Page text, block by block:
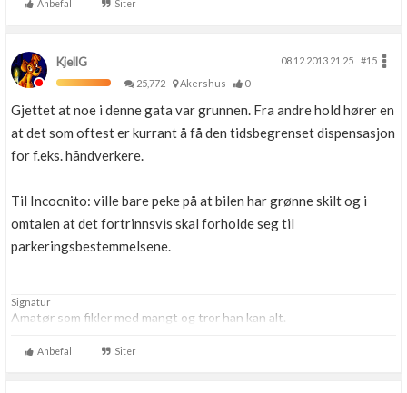
Anbefal Siter
KjellG 08.12.2013 21.25
#15
25,772
Akershus 0
Gjettet at noe i denne gata var grunnen. Fra andre hold hører en
at det som oftest er kurrant å få den tidsbegrenset dispensasjon
for f.eks. håndverkere.
Til Incocnito: ville bare peke på at bilen har grønne skilt og i
omtalen at det fortrinnsvis skal forholde seg til
parkeringsbestemmelsene.
Signatur
Amatør som fikler med mangt og tror han kan alt.
Anbefal Siter